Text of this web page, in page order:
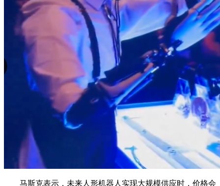
马斯克表示，未来人形机器人实现大规模供应时，价格会